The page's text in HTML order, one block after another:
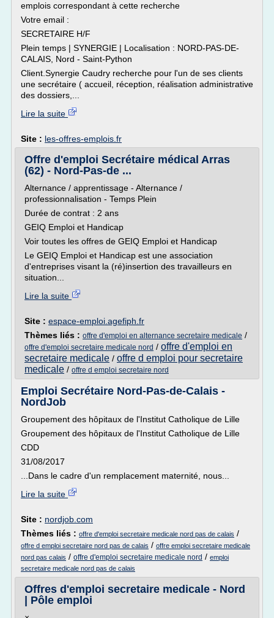
emplois correspondant à cette recherche
Votre email :
SECRETAIRE H/F
Plein temps | SYNERGIE | Localisation : NORD-PAS-DE-
CALAIS, Nord - Saint-Python
Client.Synergie Caudry recherche pour l'un de ses clients
une secrétaire ( accueil, réception, réalisation administrative
des dossiers,...
Lire la suite
Site : les-offres-emplois.fr
Offre d'emploi Secrétaire médical Arras
(62) - Nord-Pas-de ...
Alternance / apprentissage - Alternance /
professionnalisation - Temps Plein
Durée de contrat : 2 ans
GEIQ Emploi et Handicap
Voir toutes les offres de GEIQ Emploi et Handicap
Le GEIQ Emploi et Handicap est une association
d'entreprises visant la (ré)insertion des travailleurs en
situation...
Lire la suite
Site : espace-emploi.agefiph.fr
Thèmes liés : offre d'emploi en alternance secretaire medicale /
offre d'emploi secretaire medicale nord / offre d'emploi en
secretaire medicale / offre d emploi pour secretaire
medicale / offre d emploi secretaire nord
Emploi Secrétaire Nord-Pas-de-Calais -
NordJob
Groupement des hôpitaux de l'Institut Catholique de Lille
Groupement des hôpitaux de l'Institut Catholique de Lille
CDD
31/08/2017
...Dans le cadre d'un remplacement maternité, nous...
Lire la suite
Site : nordjob.com
Thèmes liés : offre d'emploi secretaire medicale nord pas de calais /
offre d emploi secretaire nord pas de calais / offre emploi secretaire medicale
nord pas calais / offre d'emploi secretaire medicale nord / emploi
secretaire medicale nord pas de calais
Offres d'emploi secretaire medicale - Nord
| Pôle emploi